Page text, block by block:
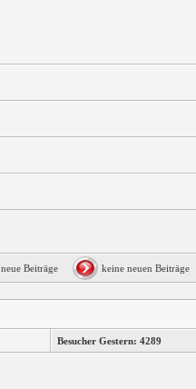
neue Beiträge keine neuen Beiträge
Besucher Gestern: 4289